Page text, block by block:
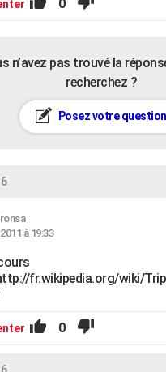
0
n’avez pas trouvé la
recherchez ?
Posez votre question
à 19:33
fr.wikipedia.org/wiki/
0